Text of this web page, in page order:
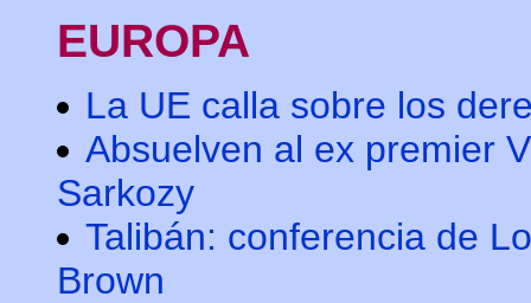
EUROPA
La UE calla sobre los
Absuelven al ex premier
Sarkozy
Talibán: conferencia de
Brown